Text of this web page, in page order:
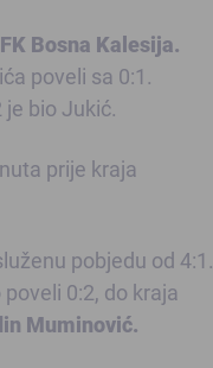
Bosna Kalesija.
poveli sa 0:1.
bio Jukić.
prije kraja
pobjedu od 4:1.
0:2, do kraja
Muminović.